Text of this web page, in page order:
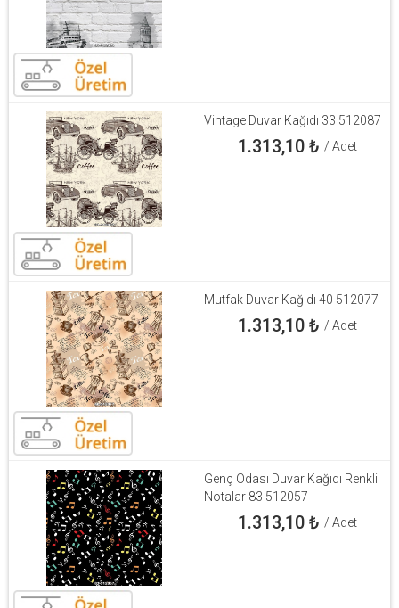
Vintage Duvar Kağıdı 33 512087
1.313,10₺ / Adet
Mutfak Duvar Kağıdı 40 512077
1.313,10₺ / Adet
Genç Odası Duvar Kağıdı Renkli
Notalar 83 512057
1.313,10₺ / Adet